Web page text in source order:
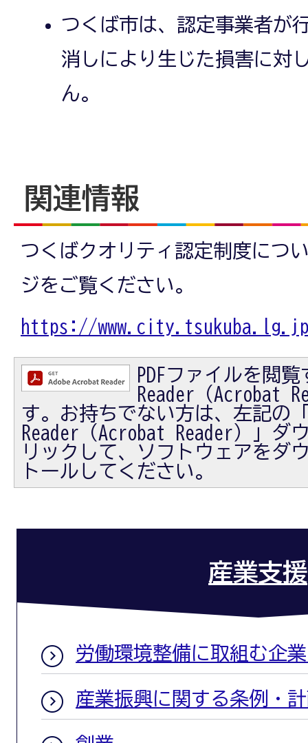
つくば市は、認定事業者が
消しにより生じた損害に対
ん。
関連情報
つくばクオリティ認定制度につ
ジをご覧ください。
https://
PDFファイルを閲
Reader（Acrobat
す。お持ちでない方は、左記の
Reader（Acrobat Reader）」ダ
リックして、ソフトウェアをダ
トールしてください。
産業支援
労働環境整備に取組む企
産業振興に関する条例・